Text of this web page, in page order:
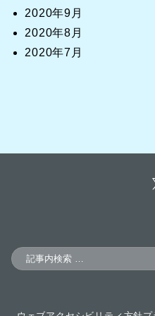
2020年9月
2020年8月
2020年7月
検